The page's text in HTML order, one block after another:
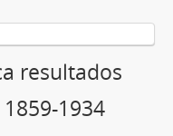
resultados
1934